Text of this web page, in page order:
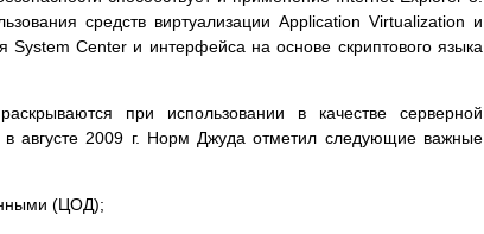
средств виртуализации Application Virtualization и
Center и интерфейса на основе скриптового языка
при использовании в качестве серверной
августе 2009 г. Норм Джуда отметил следующие важные
(ЦОД);